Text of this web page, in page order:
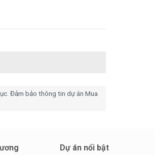
Đảm bảo thông tin dự án Mua
Dự án nổi bật